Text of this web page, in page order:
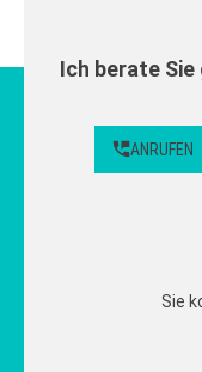
Ich berate
ANRUFEN
Sie